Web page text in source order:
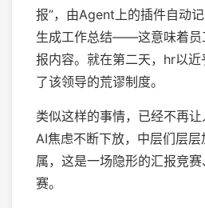
报”，由Agent上的插件自动记
生成工作总结——这意味着员
报内容。就在第二天，hr以
了该领导的荒谬制度。
类似这样的事情，已经不再
AI焦虑不断下放，中层们层
属，这是一场隐形的汇报竞
赛。